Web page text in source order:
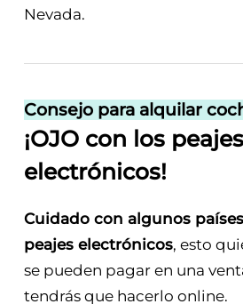
Nevada.
Consejo para alquilar
¡OJO con los peajes
electrónicos!
Cuidado con algunos
peajes electrónicos, esto
se pueden pagar en una
tendrás que hacerlo online.